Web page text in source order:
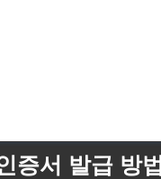
증서 발급 방법